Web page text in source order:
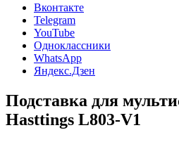
Вконтакте
Telegram
YouTube
Одноклассники
WhatsApp
Яндекс.Дзен
Подставка для
Hasttings L803-V1